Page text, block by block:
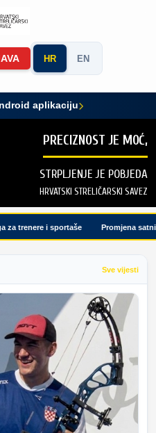
HR EN
aplikaciju
PRECIZNOST JE MOĆ,
STRPLJENJE JE POBJEDA
HRVATSKI STRELIČARSKI SAVEZ
trenere i sportaše Promjena
Sve vijesti